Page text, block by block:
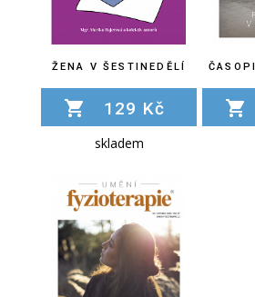
ŽENA V ŠESTINEDĚLÍ
129 Kč
skladem